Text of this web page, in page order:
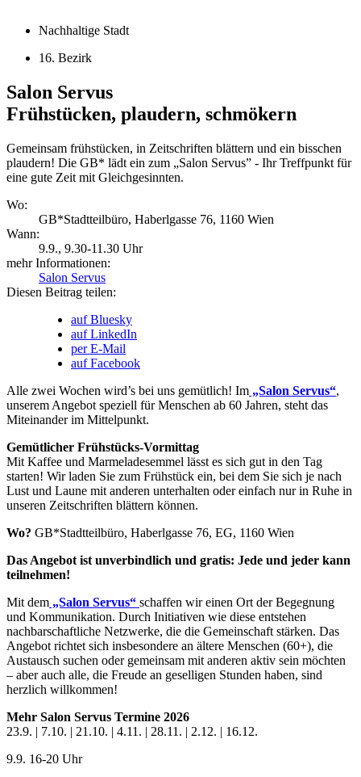
Nachhaltige Stadt
16. Bezirk
Salon Servus
Frühstücken, plaudern, schmökern
Gemeinsam frühstücken, in Zeitschriften blättern und ein bisschen
plaudern! Die GB* lädt ein zum „Salon Servus” - Ihr Treffpunkt für
eine gute Zeit mit Gleichgesinnten.
Wo:
GB*Stadtteilbüro, Haberlgasse 76, 1160 Wien
Wann:
9.9., 9.30-11.30 Uhr
mehr Informationen:
Salon Servus
Diesen Beitrag teilen:
auf Bluesky
auf LinkedIn
per E-Mail
auf Facebook
Alle zwei Wochen wird’s bei uns gemütlich! Im „Salon Servus“,
unserem Angebot speziell für Menschen ab 60 Jahren, steht das
Miteinander im Mittelpunkt.
Gemütlicher Frühstücks-Vormittag
Mit Kaffee und Marmeladesemmel lässt es sich gut in den Tag
starten! Wir laden Sie zum Frühstück ein, bei dem Sie sich je nach
Lust und Laune mit anderen unterhalten oder einfach nur in Ruhe in
unseren Zeitschriften blättern können.
Wo? GB*Stadtteilbüro, Haberlgasse 76, EG, 1160 Wien
Das Angebot ist unverbindlich und gratis: Jede und jeder kann
teilnehmen!
Mit dem „Salon Servus“ schaffen wir einen Ort der Begegnung
und Kommunikation. Durch Initiativen wie diese entstehen
nachbarschaftliche Netzwerke, die die Gemeinschaft stärken. Das
Angebot richtet sich insbesondere an ältere Menschen (60+), die
Austausch suchen oder gemeinsam mit anderen aktiv sein möchten
– aber auch alle, die Freude an geselligen Stunden haben, sind
herzlich willkommen!
Mehr Salon Servus Termine 2026
23.9. | 7.10. | 21.10. | 4.11. | 28.11. | 2.12. | 16.12.
9.9. 16-20 Uhr